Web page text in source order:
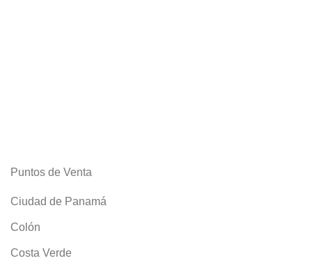
Puntos de Venta
Ciudad de Panamá
Colón
Costa Verde